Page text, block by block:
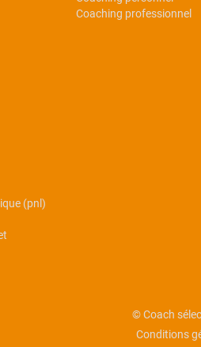
(pnl)
Coaching professionnel
© Coach
Conditions